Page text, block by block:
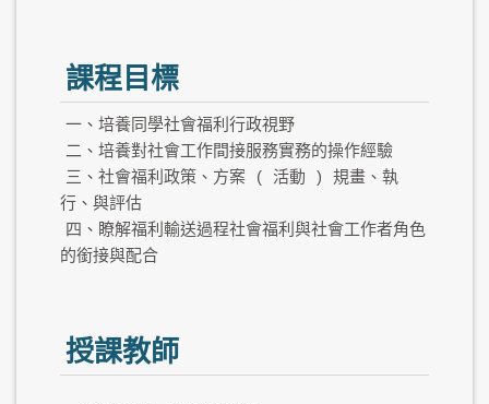
課程目標
一、培養同學社會福利行政視野
二、培養對社會工作間接服務實務的操作經驗
三、社會福利政策、方案
( 活動 )
規畫、執
行、與評估
四、瞭解福利輸送過程社會福利與社會工作者角色
的銜接與配合
授課教師